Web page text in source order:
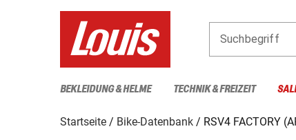
Suchbegriff
BEKLEIDUNG & HELME TECHNIK & FREIZEIT
Startseite Bike-Datenbank
RSV4 FACTORY